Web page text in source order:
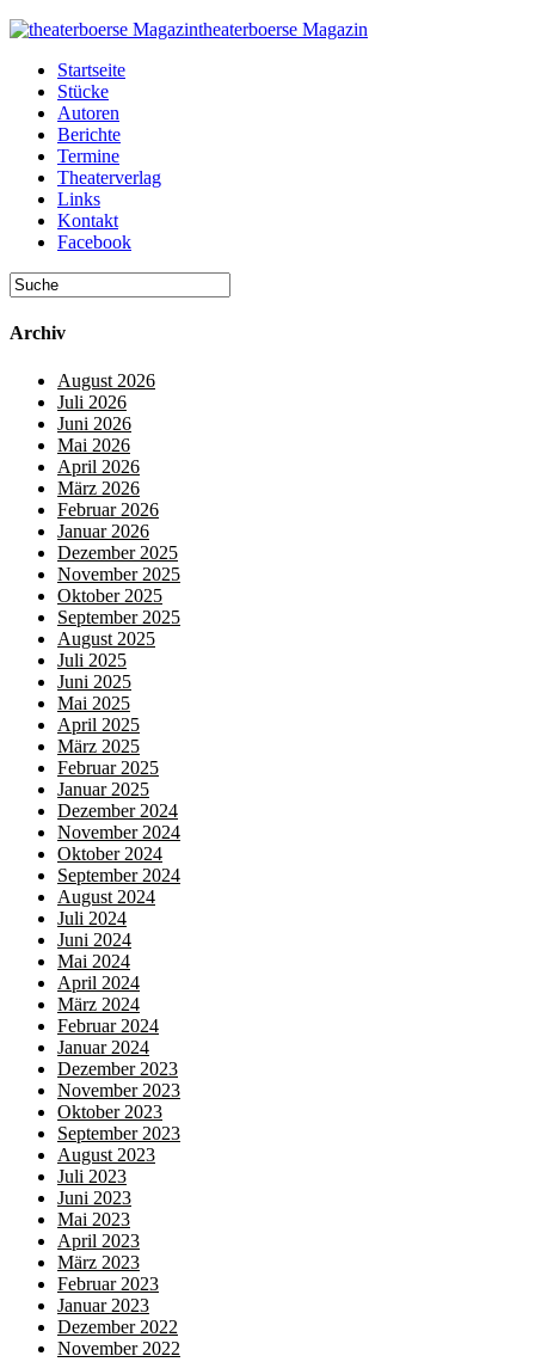
theaterboerse Magazin
Startseite
Stücke
Autoren
Berichte
Termine
Theaterverlag
Links
Kontakt
Facebook
Archiv
August 2026
Juli 2026
Juni 2026
Mai 2026
April 2026
März 2026
Februar 2026
Januar 2026
Dezember 2025
November 2025
Oktober 2025
September 2025
August 2025
Juli 2025
Juni 2025
Mai 2025
April 2025
März 2025
Februar 2025
Januar 2025
Dezember 2024
November 2024
Oktober 2024
September 2024
August 2024
Juli 2024
Juni 2024
Mai 2024
April 2024
März 2024
Februar 2024
Januar 2024
Dezember 2023
November 2023
Oktober 2023
September 2023
August 2023
Juli 2023
Juni 2023
Mai 2023
April 2023
März 2023
Februar 2023
Januar 2023
Dezember 2022
November 2022